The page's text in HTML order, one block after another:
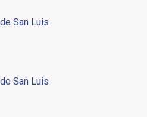
San Luis
San Luis